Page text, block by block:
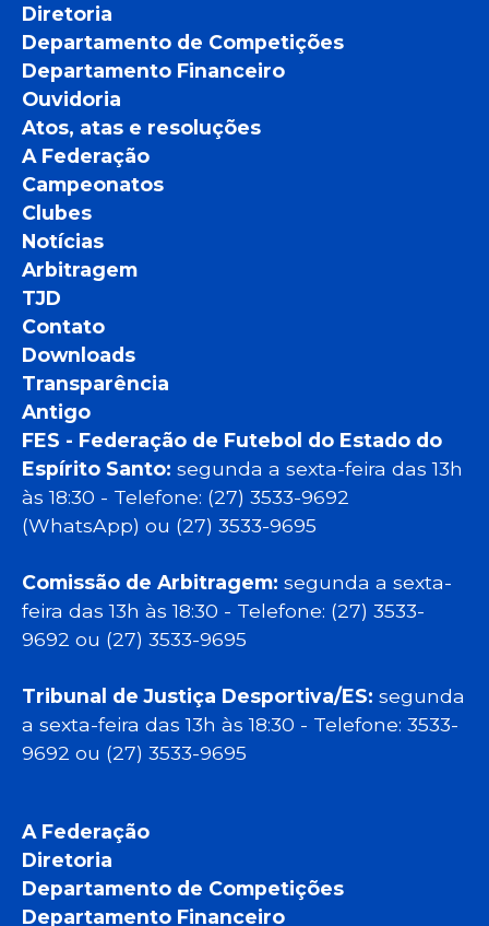
Diretoria
Departamento de Competições
Departamento Financeiro
Ouvidoria
Atos, atas e resoluções
A Federação
Campeonatos
Clubes
Notícias
Arbitragem
TJD
Contato
Downloads
Transparência
Antigo
FES - Federação de Futebol do Estado do
Espírito Santo: segunda a sexta-feira das 13h
às 18:30 - Telefone: (27) 3533-9692
(WhatsApp) ou (27) 3533-9695
Comissão de Arbitragem: segunda a sexta-
feira das 13h às 18:30 - Telefone: (27) 3533-
9692 ou (27) 3533-9695
Tribunal de Justiça Desportiva/ES: segunda
a sexta-feira das 13h às 18:30 - Telefone: 3533-
9692 ou (27) 3533-9695
A Federação
Diretoria
Departamento de Competições
Departamento Financeiro